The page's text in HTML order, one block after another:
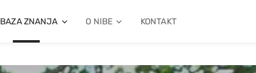
BAZA ZNANJA O NIBE KONTAKT